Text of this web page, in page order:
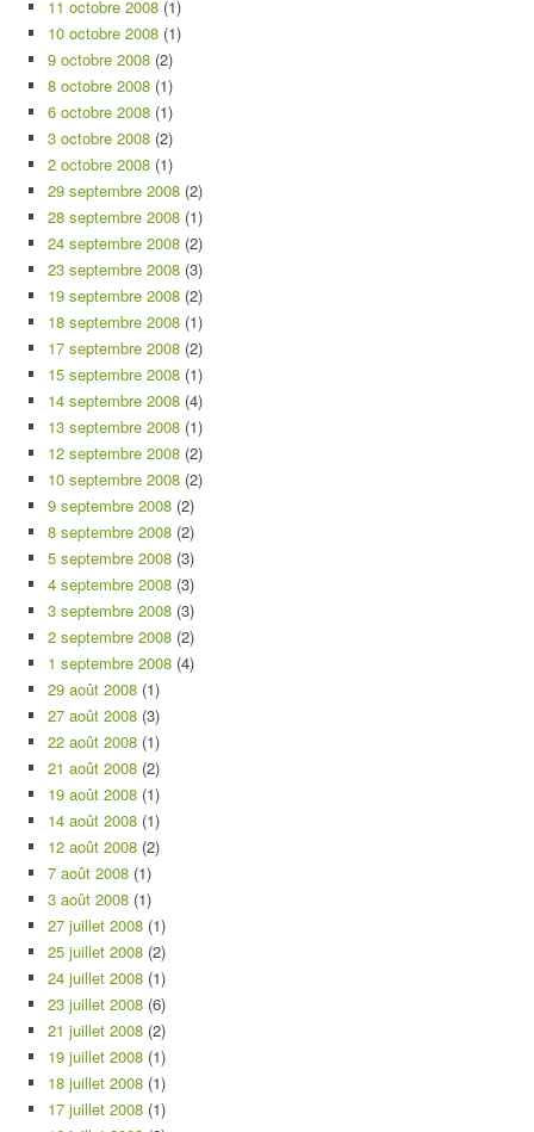
11 octobre 2008 (1)
10 octobre 2008 (1)
9 octobre 2008 (2)
8 octobre 2008 (1)
6 octobre 2008 (1)
3 octobre 2008 (2)
2 octobre 2008 (1)
29 septembre 2008 (2)
28 septembre 2008 (1)
24 septembre 2008 (2)
23 septembre 2008 (3)
19 septembre 2008 (2)
18 septembre 2008 (1)
17 septembre 2008 (2)
15 septembre 2008 (1)
14 septembre 2008 (4)
13 septembre 2008 (1)
12 septembre 2008 (2)
10 septembre 2008 (2)
9 septembre 2008 (2)
8 septembre 2008 (2)
5 septembre 2008 (3)
4 septembre 2008 (3)
3 septembre 2008 (3)
2 septembre 2008 (2)
1 septembre 2008 (4)
29 août 2008 (1)
27 août 2008 (3)
22 août 2008 (1)
21 août 2008 (2)
19 août 2008 (1)
14 août 2008 (1)
12 août 2008 (2)
7 août 2008 (1)
3 août 2008 (1)
27 juillet 2008 (1)
25 juillet 2008 (2)
24 juillet 2008 (1)
23 juillet 2008 (6)
21 juillet 2008 (2)
19 juillet 2008 (1)
18 juillet 2008 (1)
17 juillet 2008 (1)